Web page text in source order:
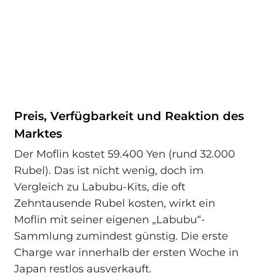
Preis, Verfügbarkeit und Reaktion des
Marktes
Der Moflin kostet 59.400 Yen (rund 32.000
Rubel). Das ist nicht wenig, doch im
Vergleich zu Labubu-Kits, die oft
Zehntausende Rubel kosten, wirkt ein
Moflin mit seiner eigenen „Labubu“-
Sammlung zumindest günstig. Die erste
Charge war innerhalb der ersten Woche in
Japan restlos ausverkauft.